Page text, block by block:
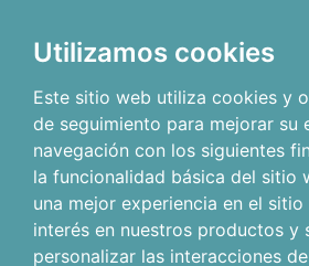
Utilizamos cookies
Este sitio web utiliza cookies y
de seguimiento para mejorar su
navegación con los siguientes
la funcionalidad básica del sitio
una mejor experiencia en el sitio
interés en nuestros productos y
personalizar las interacciones